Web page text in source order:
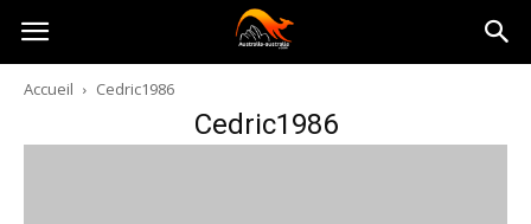
Australia-
australie.com
Accueil Cedric1986
Cedric1986